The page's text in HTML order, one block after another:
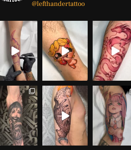
@lefthandertattoo